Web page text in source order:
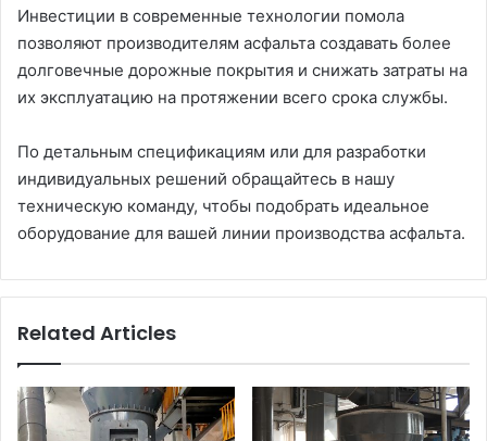
Инвестиции в современные технологии помола
позволяют производителям асфальта создавать более
долговечные дорожные покрытия и снижать затраты на
их эксплуатацию на протяжении всего срока службы.
По детальным спецификациям или для разработки
индивидуальных решений обращайтесь в нашу
техническую команду, чтобы подобрать идеальное
оборудование для вашей линии производства асфальта.
Related Articles